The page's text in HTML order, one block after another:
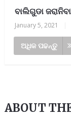
ବାଲିଗୁଡା
January 5, 2021
ଅଧିକ ପଢନ୍ତୁ
ABOUT